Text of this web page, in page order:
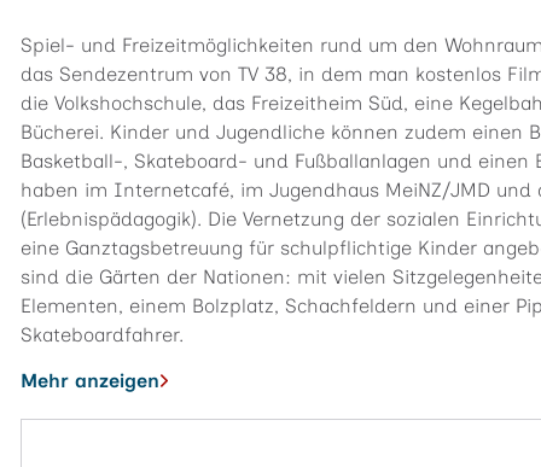
Spiel- und Freizeitmöglichkeiten rund um den
das Sendezentrum von TV 38, in dem man kostenlos
die Volkshochschule, das Freizeitheim Süd, eine
Bücherei. Kinder und Jugendliche können zudem einen
Basketball-, Skateboard- und Fußballanlagen und einen
haben im Internetcafé, im Jugendhaus MeiNZ/JMD und
(Erlebnispädagogik). Die Vernetzung der sozialen
eine Ganztagsbetreuung für schulpflichtige Kinder
sind die Gärten der Nationen: mit vielen
Elementen, einem Bolzplatz, Schachfeldern und einer
Skateboardfahrer.
Mehr anzeigen